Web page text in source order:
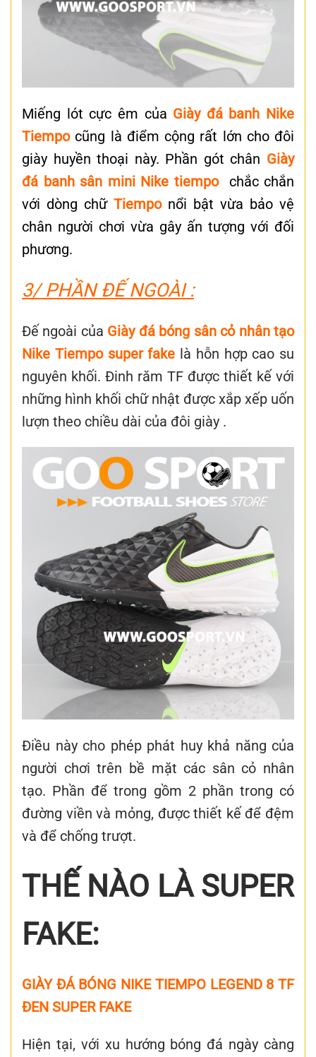
Miếng lót cực êm của Giày đá banh Nike
Tiempocũng là điểm cộng rất lớn cho đôi
giày huyền thoại này. Phần gót chân Giày
đá banh sân mini Nike tiempo
chắc chắn
với dòng chữ Tiemponổi bật vừa bảo vệ
chân người chơi vừa gây ấn tượng với đối
phương.
3/ PHẦN ĐẾ NGOÀI :
Đế ngoài của Giày đá bóng sân cỏ nhân tạo
Nike Tiempo super fake là hỗn hợp cao su
nguyên khối. Đinh răm TF được thiết kế với
những hình khối chữ nhật được xắp xếp uốn
lượn theo chiều dài của đôi giày .
Điều này cho phép phát huy khả năng của
người chơi trên bề mặt các sân cỏ nhân
tạo. Phần để trong gồm 2 phần trong có
đường viền và mỏng, được thiết kế để đệm
và để chống trượt.
THẾ NÀO LÀ SUPER
FAKE:
GIÀY ĐÁ BÓNG NIKE TIEMPO LEGEND 8 TF
ĐEN SUPER FAKE
Hiện tại, với xu hướng bóng đá ngày càng